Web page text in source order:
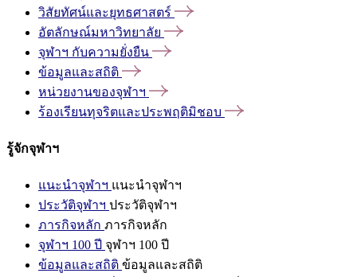
วิสัยทัศน์และยุทธศาสตร์
อัตลักษณ์มหาวิทยาลัย
จุฬาฯ กับความยั่งยืน
ข้อมูลและสถิติ
หน่วยงานของจุฬาฯ
ร้องเรียนทุจริตและประพฤติมิชอบ
รู้จักจุฬาฯ
แนะนำจุฬาฯ แนะนำจุฬาฯ
ประวัติจุฬาฯ ประวัติจุฬาฯ
ภารกิจหลัก ภารกิจหลัก
จุฬาฯ 100 ปี จุฬาฯ 100 ปี
ข้อมูลและสถิติ ข้อมูลและสถิติ